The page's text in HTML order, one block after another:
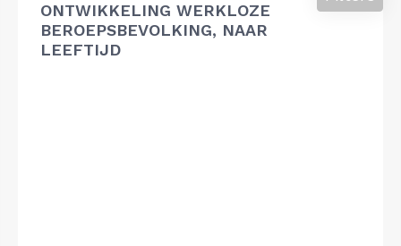
ONTWIKKELING WERKLOZE
BEROEPSBEVOLKING, NAAR
LEEFTIJD